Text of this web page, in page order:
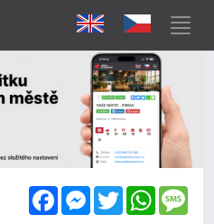
FacebookMessenger
Twitter